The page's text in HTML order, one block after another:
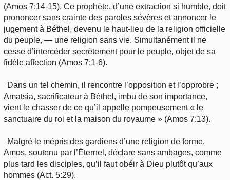
(Amos 7:14-15). Ce prophète, d’une extraction si humble, doit
prononcer sans crainte des paroles sévères et annoncer le
jugement à Béthel, devenu le haut-lieu de la religion officielle
du peuple, — une religion sans vie. Simultanément il ne
cesse d’intercéder secrètement pour le peuple, objet de sa
fidèle affection (Amos 7:1-6).
Dans un tel chemin, il rencontre l’opposition et l’opprobre ;
Amatsia, sacrificateur à Béthel, imbu de son importance,
vient le chasser de ce qu’il appelle pompeusement « le
sanctuaire du roi et la maison du royaume » (Amos 7:13).
Malgré le mépris des gardiens d’une religion de forme,
Amos, soutenu par l’Éternel, déclare sans ambages, comme
plus tard les disciples, qu’il faut obéir à Dieu plutôt qu’aux
hommes (Act. 5:29).